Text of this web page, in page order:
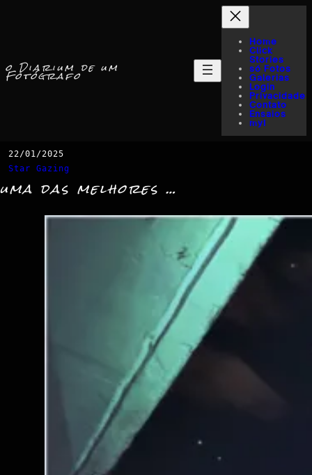
o Diarium de um
Fotógrafo
Home
Click
Stories
só Fotos
Galerias
Login
Privacidade
Contato
Ensaios
myI
22/01/2025
Star Gazing
uma das melhores …